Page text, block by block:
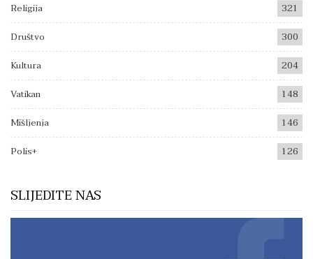
Religija
321
Društvo
300
Kultura
204
Vatikan
148
Mišljenja
146
Polis+
126
SLIJEDITE NAS